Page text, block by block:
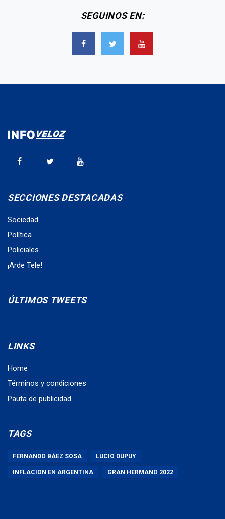
SEGUINOS EN:
SECCIONES DESTACADAS
Sociedad
Política
Policiales
¡Arde Tele!
ÚLTIMOS TWEETS
LINKS
Home
Términos y condiciones
Pauta de publicidad
TAGS
FERNANDO BÁEZ SOSA LUCIO DUPUY
INFLACION EN ARGENTINA GRAN HERMANO 2022